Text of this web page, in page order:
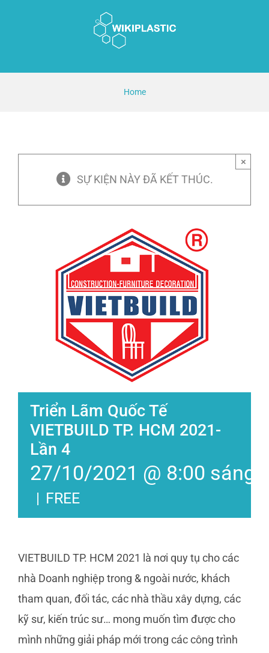
Home
SỰ KIỆN NÀY ĐÃ KẾT THÚC.
×
Triển Lãm Quốc Tế
VIETBUILD TP. HCM 2021-
Lần 4
27/10/2021 @ 8:00 sáng
| FREE
VIETBUILD TP. HCM 2021 là nơi quy tụ cho các
nhà Doanh nghiệp trong & ngoài nước, khách
tham quan, đối tác, các nhà thầu xây dựng, các
kỹ sư, kiến trúc sư… mong muốn tìm được cho
mình những giải pháp mới trong các công trình